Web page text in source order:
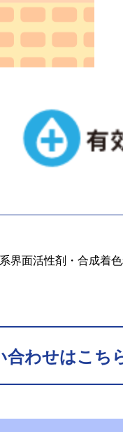
界面活性剤・合成着
合わせはこち